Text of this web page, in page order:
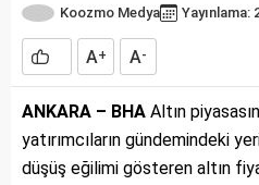
Koozmo Medya Yayınlama:
A+ A-
ANKARA – BHA Altın
yatırımcıların gündemindeki
düşüş eğilimi gösteren altın